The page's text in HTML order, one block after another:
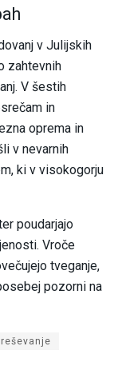
v Julijskih
zahtevnih
V šestih
in
oprema in
v nevarnih
ki v visokogorju
poudarjajo
Vroče
tveganje,
pozorni na
reševanje